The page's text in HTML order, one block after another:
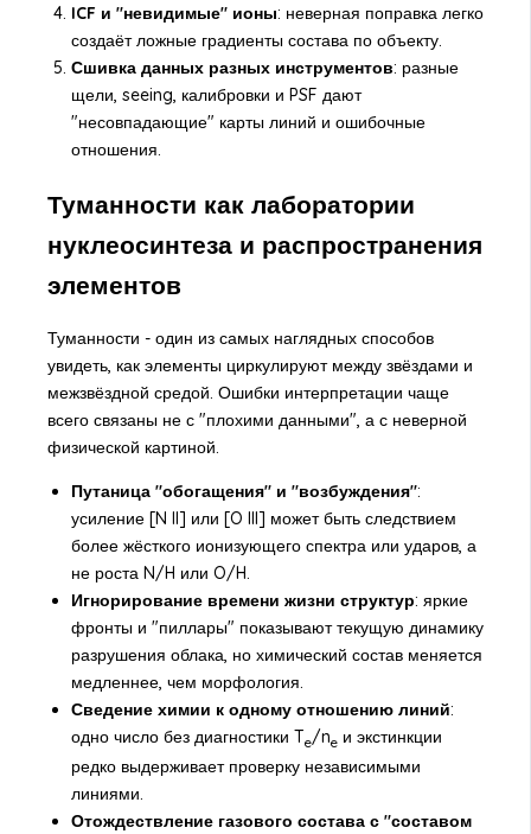
ICF и "невидимые" ионы: неверная поправка легко
создаёт ложные градиенты состава по объекту.
Сшивка данных разных инструментов: разные
щели, seeing, калибровки и PSF дают
"несовпадающие" карты линий и ошибочные
отношения.
Туманности как лаборатории
нуклеосинтеза и распространения
элементов
Туманности - один из самых наглядных способов
увидеть, как элементы циркулируют между звёздами и
межзвёздной средой. Ошибки интерпретации чаще
всего связаны не с "плохими данными", а с неверной
физической картиной.
Путаница "обогащения" и "возбуждения":
усиление [N II] или [O III] может быть следствием
более жёсткого ионизующего спектра или ударов, а
не роста N/H или O/H.
Игнорирование времени жизни структур: яркие
фронты и "пиллары" показывают текущую динамику
разрушения облака, но химический состав меняется
медленнее, чем морфология.
Сведение химии к одному отношению линий:
одно число без диагностики Te/neи экстинкции
редко выдерживает проверку независимыми
линиями.
Отождествление газового состава с "составом